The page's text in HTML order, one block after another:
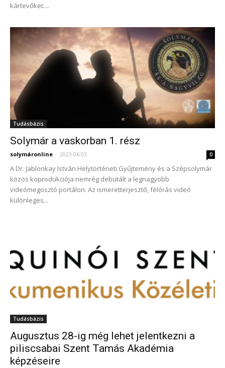
kártevőket....
Tudásbázis
Solymár a vaskorban 1. rész
solymáronline - 2023.06.03. 0
A Dr. Jablonkay István Helytörténeti Gyűjtemény és a Szépsolymár
közös koprodukciója nemrég debütált a legnagyobb
videómegosztó portálon. Az ismeretterjesztő, félórás videó
különleges...
Tudásbázis
Augusztus 28-ig még lehet jelentkezni a
piliscsabai Szent Tamás Akadémia
képzéseire